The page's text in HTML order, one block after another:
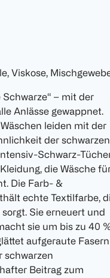
Viskose,
Schwarze“ – mit der
Anlässe gewappnet.
leiden mit der
der schwarzen
Schwarz-
die Wäsche
Die Farb- &
echte Textilfarbe,
Sie erneuert und
sie um bis zu 40
aufgeraute Fasern
schwarzen
Beitrag zum